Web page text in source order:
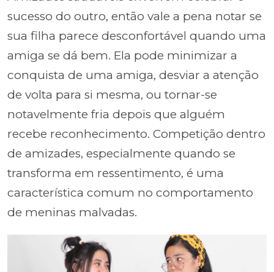
sucesso do outro, então vale a pena notar se
sua filha parece desconfortável quando uma
amiga se dá bem. Ela pode minimizar a
conquista de uma amiga, desviar a atenção
de volta para si mesma, ou tornar-se
notavelmente fria depois que alguém
recebe reconhecimento. Competição dentro
de amizades, especialmente quando se
transforma em ressentimento, é uma
característica comum no comportamento
de meninas malvadas.